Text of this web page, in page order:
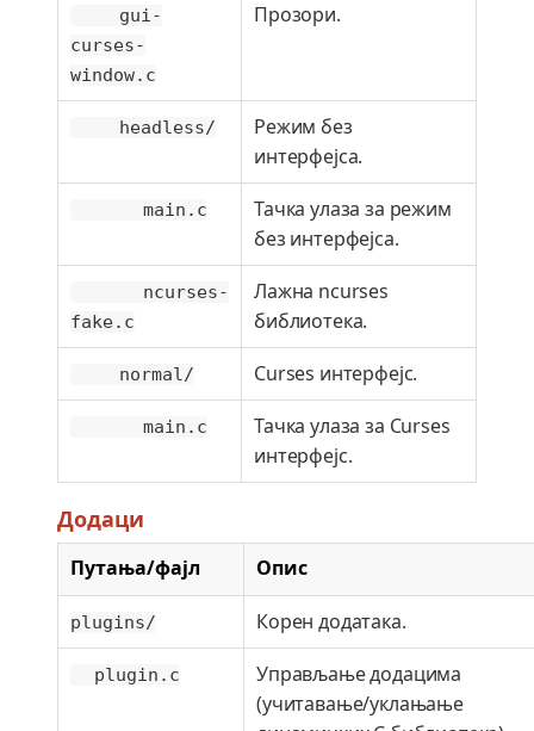
gui-
curses-
window.c
Прозори.
headless/
Режим без
интерфејса.
main.c
Тачка улаза за режим
без интерфејса.
ncurses-
fake.c
Лажна ncurses
библиотека.
normal/ Curses интерфејс.
main.c
Тачка улаза за Curses
интерфејс.
Додаци
Путања/фајл Опис
plugins/ Корен додатака.
plugin.c
Управљање додацима
(учитавање/уклањање